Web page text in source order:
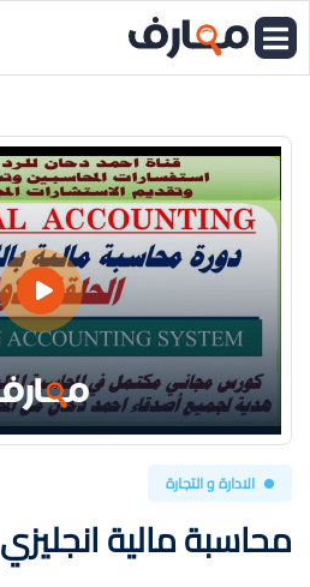
الادارة و التجارة
محاسبة مالية انجليزي